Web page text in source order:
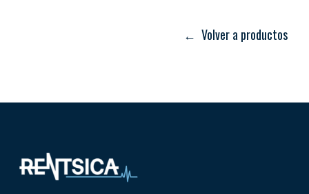
← Volver a productos